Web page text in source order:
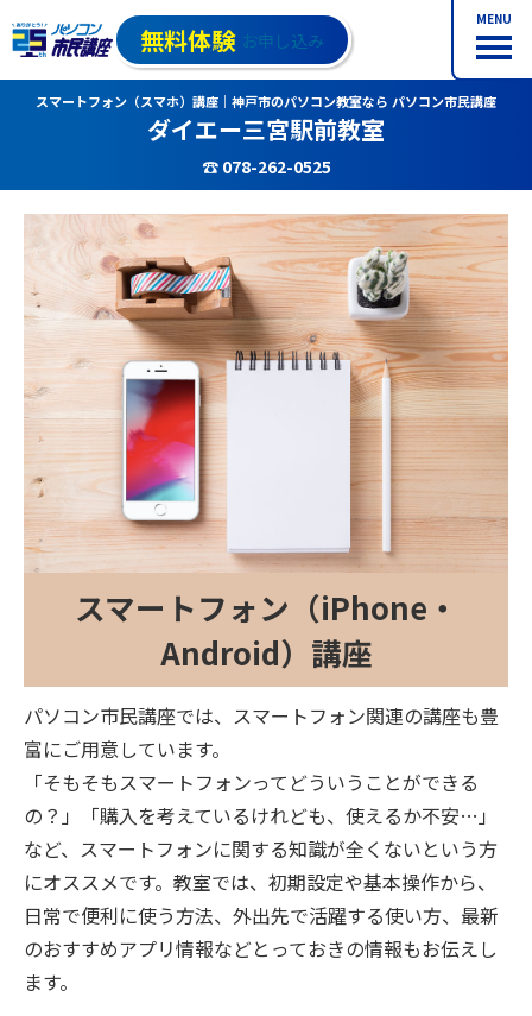
MENU
無料体験 お申し込み
スマートフォン（スマホ）講座｜神戸市のパソコン教室なら パソコン市民講座
ダイエー三宮駅前教室
☎ 078-262-0525
スマートフォン（iPhone・
Android）講座
パソコン市民講座では、スマートフォン関連の講座も豊
富にご用意しています。
「そもそもスマートフォンってどういうことができる
の？」「購入を考えているけれども、使えるか不安…」
など、スマートフォンに関する知識が全くないという方
にオススメです。教室では、初期設定や基本操作から、
日常で便利に使う方法、外出先で活躍する使い方、最新
のおすすめアプリ情報などとっておきの情報もお伝えし
ます。